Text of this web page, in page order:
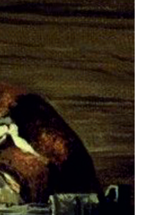
Пряжа Baby Bamboo Gazzal
Пряжа BABY COTTON
GAZZAL
Пряжа Baby Cotton 205
Gazzal
показать еще
Пряжа Color-City